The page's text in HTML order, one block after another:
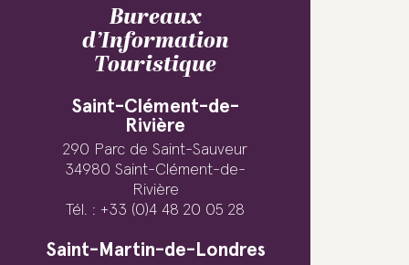
Bureaux
d’Information
Touristique
Saint-Clément-de-
Rivière
290 Parc de Saint-Sauveur
34980 Saint-Clément-de-
Rivière
Tél. : +33 (0)4 48 20 05 28
Saint-Martin-de-Londres